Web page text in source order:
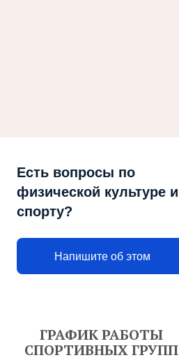
Есть вопросы по
физической культуре и
спорту?
Напишите об этом
ГРАФИК РАБОТЫ
СПОРТИВНЫХ ГРУПП